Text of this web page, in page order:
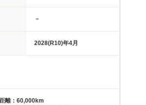
－
2028(R10)年4月
離：60,000km